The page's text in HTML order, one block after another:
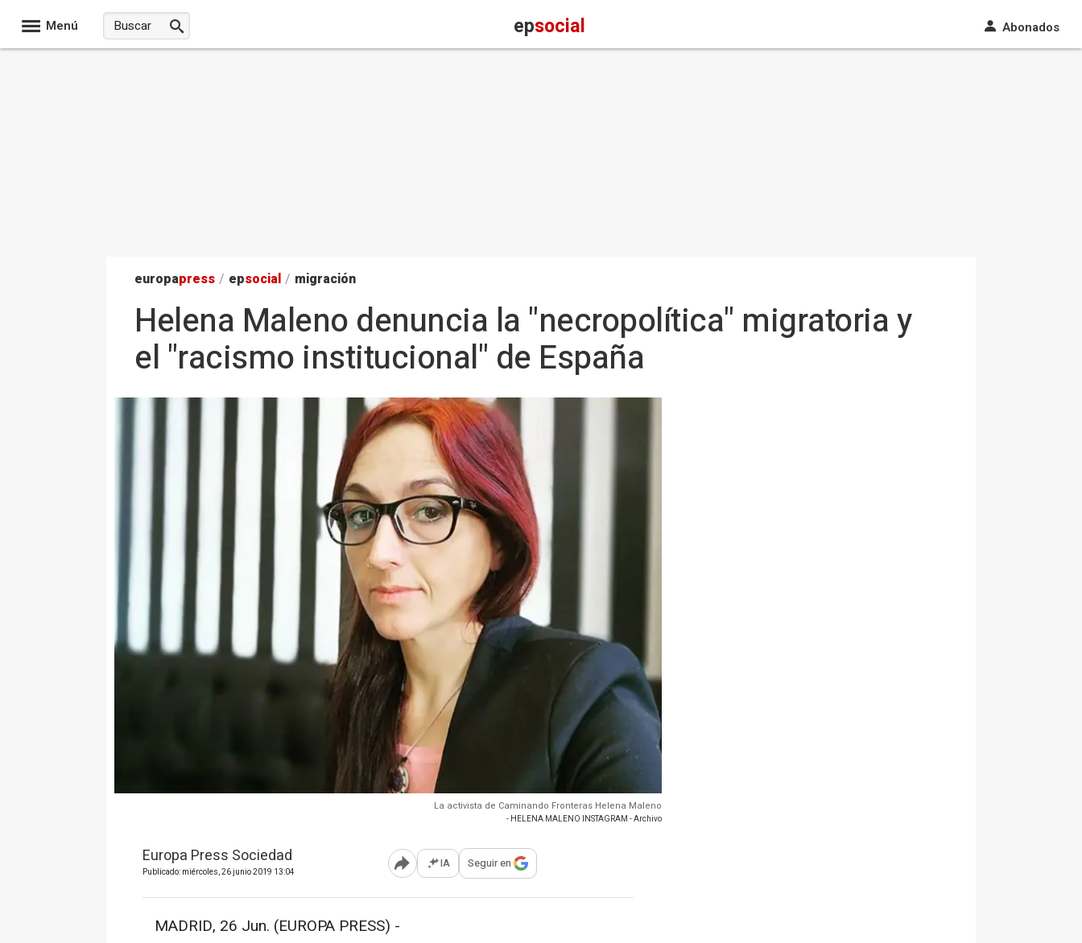
Menú epsocial Abonados
europapress / epsocial / migración
Helena Maleno denuncia la "necropolítica" migratoria y
el "racismo institucional" de España
La activista de Caminando Fronteras Helena Maleno
- HELENA MALENO INSTAGRAM - Archivo
Europa Press Sociedad
Publicado: miércoles, 26 junio 2019 13:04 Abrir opciones para compartir
IA Seguir en
MADRID, 26 Jun. (EUROPA PRESS) -